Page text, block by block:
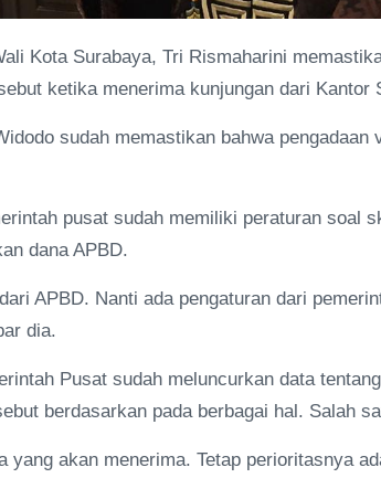
Kota Surabaya, Tri Rismaharini
ketika menerima kunjungan dari Kantor
sudah memastikan bahwa
pusat sudah memiliki peraturan soal
dana APBD.
APBD. Nanti ada pengaturan dari
dia.
Pusat sudah meluncurkan data
berdasarkan pada berbagai hal. Salah
yang akan menerima. Tetap perioritasnya